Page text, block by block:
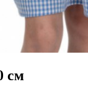
см